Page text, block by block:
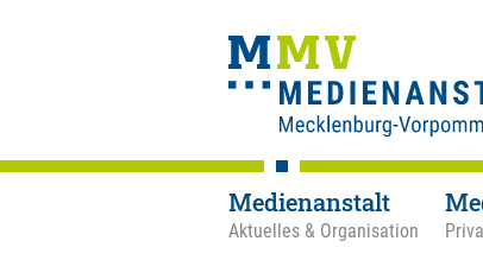
Medienanstalt
Aktuelles & Organisation